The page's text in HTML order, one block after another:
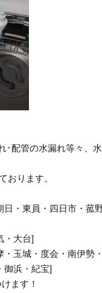
･配管の水漏れ等々、
おります。
・東員・四日市・菰
・大台]
玉城・度会・南伊勢
御浜・紀宝]
ます！